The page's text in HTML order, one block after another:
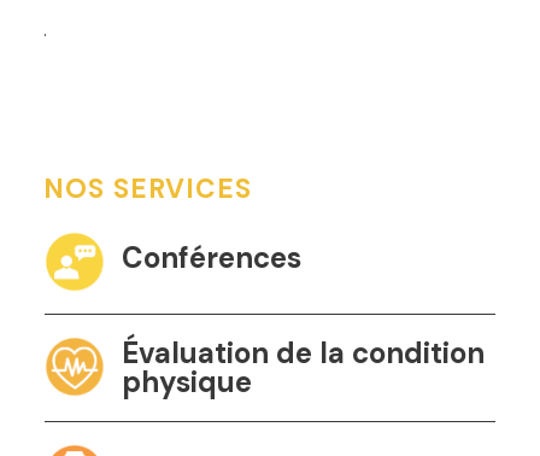
.
NOS SERVICES
Conférences
Évaluation de la condition
physique